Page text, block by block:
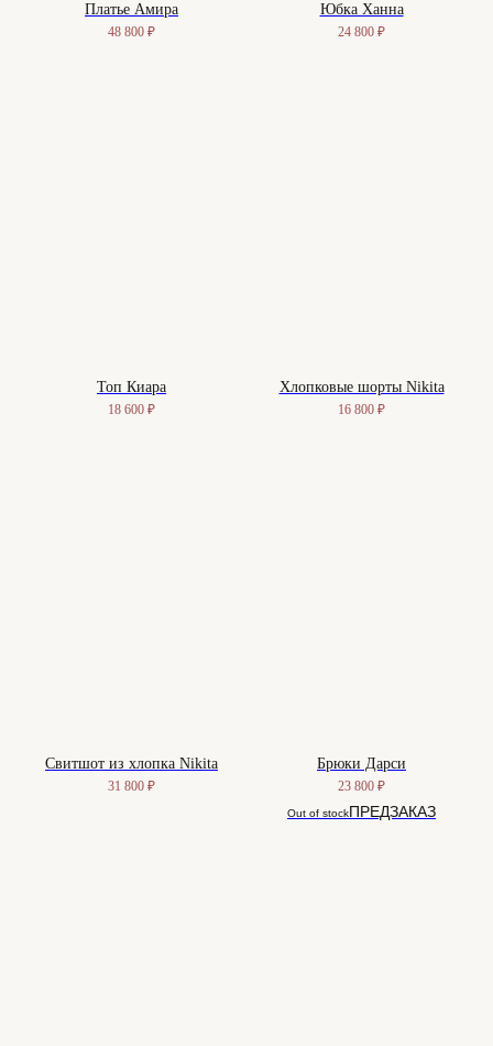
Платье Амира
48 800 ₽
Юбка Ханна
24 800 ₽
Топ Киара
18 600 ₽
Хлопковые шорты Nikita
16 800 ₽
Свитшот из хлопка Nikita
31 800 ₽
Брюки Дарси
23 800 ₽
Out of stock